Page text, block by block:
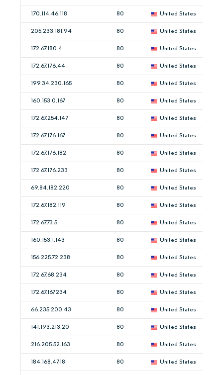
170.114.46.118 80 United States
205.233.181.94 80 United States
172.67.180.4 80 United States
172.67.176.44 80 United States
199.34.230.165 80 United States
160.153.0.167 80 United States
172.67.254.147 80 United States
172.67.176.167 80 United States
172.67.176.182 80 United States
172.67.176.233 80 United States
69.84.182.220 80 United States
172.67.182.119 80 United States
172.67.73.5 80 United States
160.153.1.143 80 United States
156.225.72.238 80 United States
172.67.68.234 80 United States
172.67.167.234 80 United States
66.235.200.43 80 United States
141.193.213.20 80 United States
216.205.52.163 80 United States
184.168.47.18 80 United States